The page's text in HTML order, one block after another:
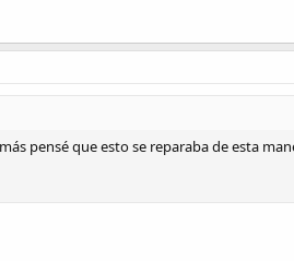
pensé que esto se reparaba de esta